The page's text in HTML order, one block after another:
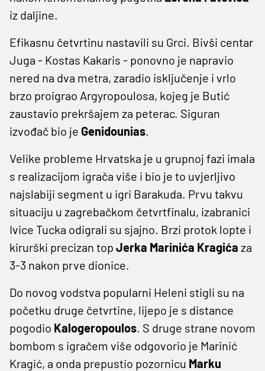
iz daljine.
Efikasnu četvrtinu nastavili su Grci. Bivši centar
Juga - Kostas Kakaris - ponovno je napravio
nered na dva metra, zaradio isključenje i vrlo
brzo proigrao Argyropoulosa, kojeg je Butić
zaustavio prekršajem za peterac. Siguran
izvođač bio je Genidounias
Velike probleme Hrvatska je u grupnoj fazi imala
s realizacijom igrača više i bio je to uvjerljivo
najslabiji segment u igri Barakuda. Prvu takvu
situaciju u zagrebačkom četvrtfinalu, izabranici
Ivice Tucka odigrali su sjajno. Brzi protok lopte i
kirurški precizan top Jerka Marinića Kragića za
3-3 nakon prve dionice.
Do novog vodstva popularni Heleni stigli su na
početku druge četvrtine, lijepo je s distance
pogodio Kalogeropoulos . S druge strane novom
bombom s igračem više odgovorio je Marinić
Kragić, a onda prepustio pozornicu Marku